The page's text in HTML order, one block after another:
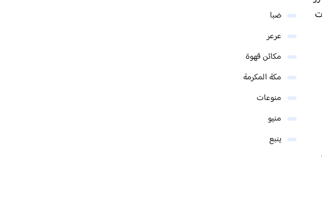
ضبا
عرعر
مكائن قهوة
مكة المكرمة
منوعات
منيو
ينبع